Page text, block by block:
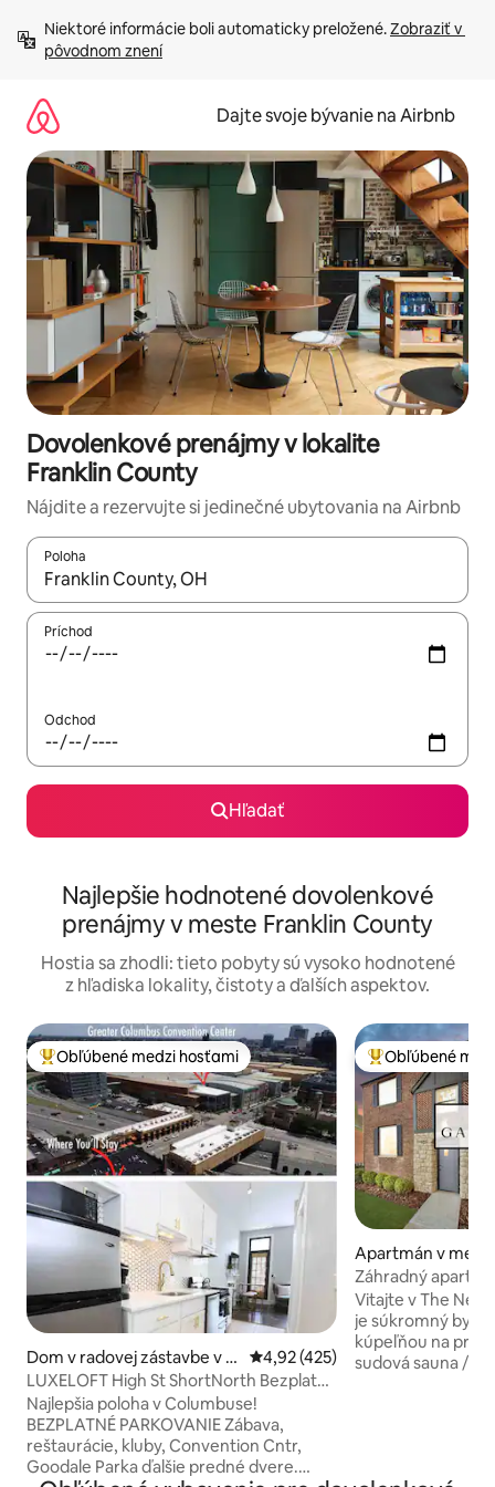
obsah.
Niektoré informácie boli automaticky preložené. Zobraziť v
pôvodnom znení
Dajte svoje bývanie na Airbnb
Dovolenkové prenájmy v lokalite
Franklin County
Nájdite a rezervujte si jedinečné ubytovania na Airbnb
Poloha
Keď budú výsledky k dispozícii, môžete si ich prechádzať
Príchod
Odchod
Hľadať
Najlepšie hodnotené dovolenkové
prenájmy v meste Franklin County
Hostia sa zhodli: tieto pobyty sú vysoko hodnotené
z hľadiska lokality, čistoty a ďalších aspektov.
Najobľúbenejšie medzi hosťami
Obľúbené medzi hosťami
Dom v radovej zástavbe v m
este Columbus
Priemerné ohodnotenie 4,92 z
4,92 (425)
LUXELOFT High St ShortNorth Bezplatné
parkovanie Strešná terasa
Najlepšia poloha v Columbuse!
BEZPLATNÉ PARKOVANIE Zábava,
reštaurácie, kluby, Convention Cntr,
Goodale Parka ďalšie predné dvere.
Najobľúbenejšie
Obľúbené
Apartmán v
us
Záhradný
manželská posteľ
Vitajte v The Nest! • Záhradný
je súkromný byt s
kúpeľňou na prvom
sudová sauna /